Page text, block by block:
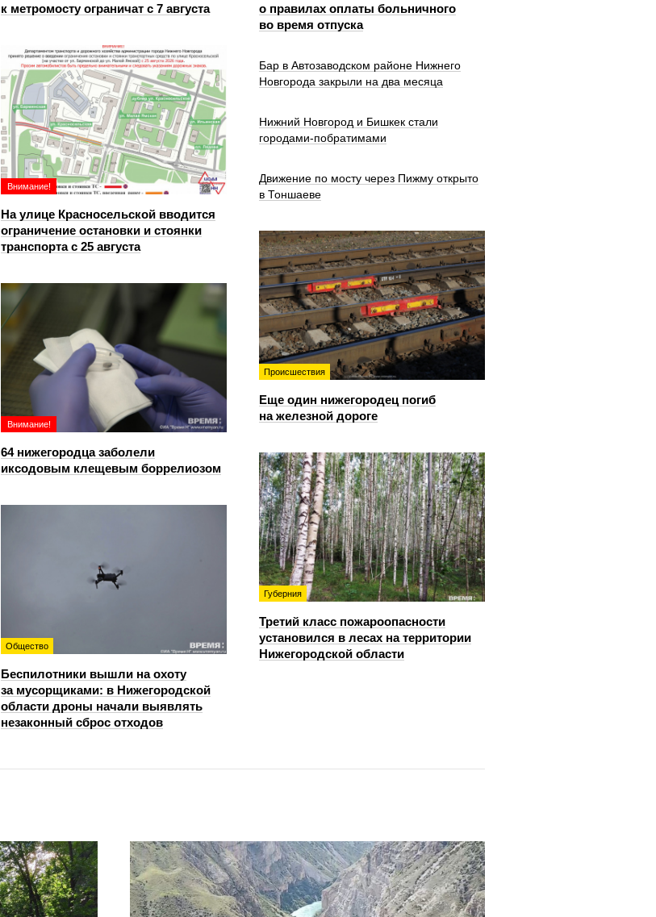
к метромосту ограничат с 7 августа
о правилах оплаты больничного
во время отпуска
Внимание!
На улице Красносельской вводится
ограничение остановки и стоянки
транспорта с 25 августа
Бар в Автозаводском районе Нижнего
Новгорода закрыли на два месяца
Нижний Новгород и Бишкек стали
городами-побратимами
Движение по мосту через Пижму открыто
в Тоншаеве
Происшествия
Еще один нижегородец погиб
на железной дороге
Внимание!
64 нижегородца заболели
иксодовым клещевым боррелиозом
Губерния
Третий класс пожароопасности
установился в лесах на территории
Нижегородской области
Общество
Беспилотники вышли на охоту
за мусорщиками: в Нижегородской
области дроны начали выявлять
незаконный сброс отходов